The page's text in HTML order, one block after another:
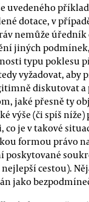
uvedeného
dotace, v
nemůže
jiných
typu poklesu
vyžadovat, aby
diskutovat
jaké přesně ty
výše (či spíš
co je v takové
formou právo
poskytované
cestou).
jako